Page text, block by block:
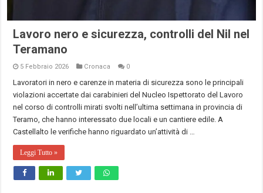
Lavoro nero e sicurezza, controlli del Nil nel
Teramano
5 Febbraio 2026 Cronaca 0
Lavoratori in nero e carenze in materia di sicurezza sono le principali
violazioni accertate dai carabinieri del Nucleo Ispettorato del Lavoro
nel corso di controlli mirati svolti nell’ultima settimana in provincia di
Teramo, che hanno interessato due locali e un cantiere edile. A
Castellalto le verifiche hanno riguardato un’attività di …
Leggi Tutto »